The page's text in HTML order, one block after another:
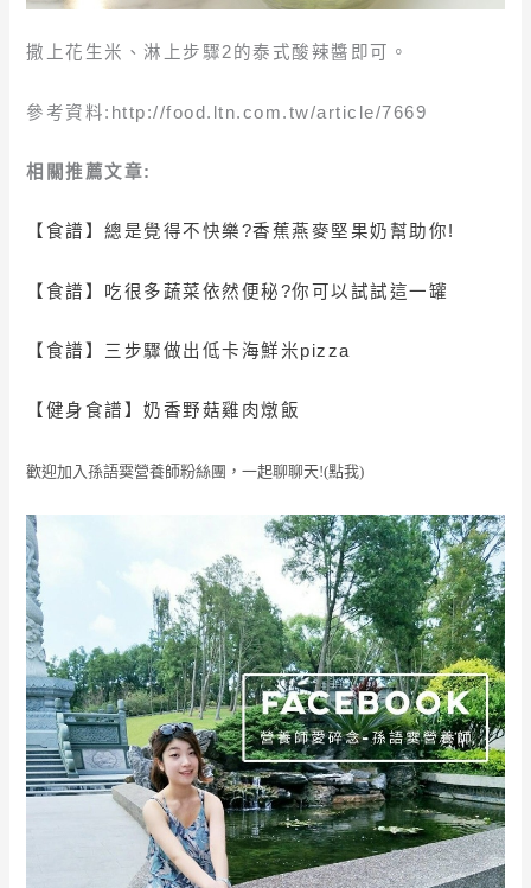
撒上花生米、淋上步驟2的泰式酸辣醬即可。
參考資料:http://food.ltn.com.tw/article/7669
相關推薦文章:
【食譜】總是覺得不快樂?香蕉燕麥堅果奶幫助你!
【食譜】 吃很多蔬菜依然便秘?你可以試試這一罐
【食譜】三步驟做出低卡海鮮米pizza
【健身食譜】奶香野菇雞肉燉飯
歡迎加入孫語霙營養師粉絲團，一起聊聊天!(點我)